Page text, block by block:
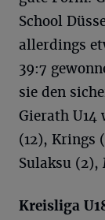
School
allerdings
39:7
sie den
Gierath U14
(12), Krings
Sulaksu (2),
Kreisliga